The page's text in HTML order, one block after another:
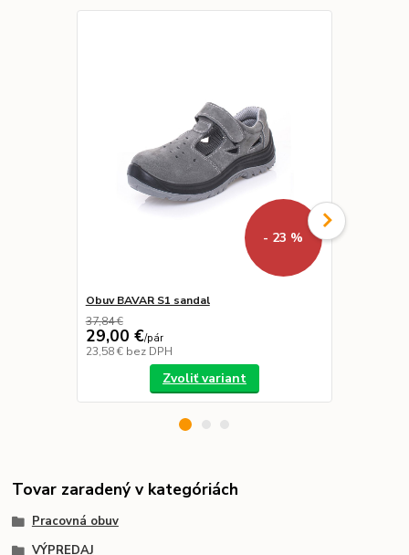
- 23 %
Obuv BAVAR S1 sandal
37,84 €
29,00 €/pár
23,58 € bez DPH
Zvoliť variant
Tovar zaradený v kategóriách
Pracovná obuv
VÝPREDAJ